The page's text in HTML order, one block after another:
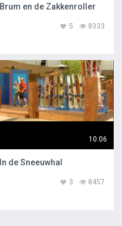
Brum en de Zakkenroller
8333
5
10:06
In de Sneeuwhal
8457
3